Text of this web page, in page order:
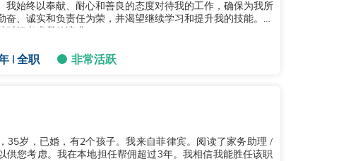
始终以奉献、耐心和善良的态度对待我的工作，确保为我所
、诚实和负责任为荣，并渴望继续学习和提升我的技能。我
| 全职 非常活跃
35岁，已婚，有2个孩子。我来自菲律宾。阅读了家务助理 /
供您考虑。我在本地担任帮佣超过3年。我相信我能胜任该职